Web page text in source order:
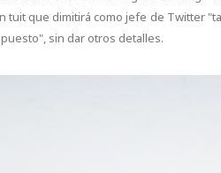
tuit que dimitirá como jefe de Twitter
sin dar otros detalles.